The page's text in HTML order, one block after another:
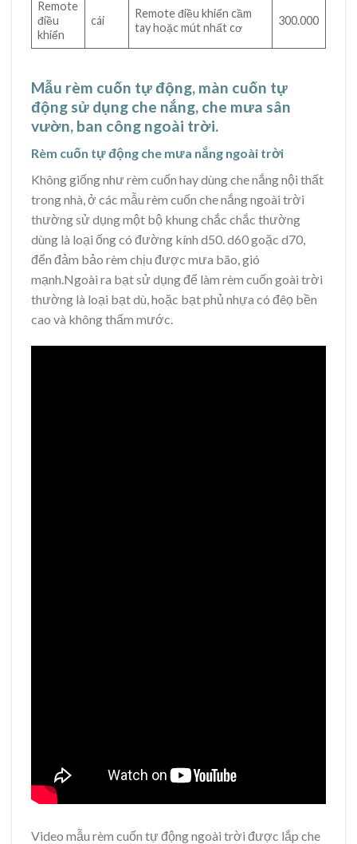
Remote
điều
khiển
cái
Remote điều khiển cầm
tay hoặc mút nhất cơ
300.000
Mẫu rèm cuốn tự động, màn cuốn tự
động sử dụng che nắng, che mưa sân
vườn, ban công ngoài trời.
Rèm cuốn tự động che mưa nắng ngoài trời
Không giống như rèm cuốn hay dùng che nắng nội thất
trong nhà, ở các mẫu rèm cuốn che nắng ngoài trời
thường sử dụng một bộ khung chắc chắc thường
dùng là loại ống có đường kính d50. d60 goặc d70,
đển đảm bảo rèm chịu được mưa bão, gió
mạnh.Ngoài ra bạt sử dụng để làm rèm cuốn goài trời
thường là loại bạt dù, hoặc bạt phủ nhựa có đêọ bền
cao và không thấm mước.
Video mẫu rèm cuốn tự động ngoài trời được lắp che